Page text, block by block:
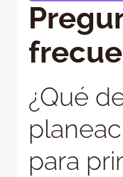
¿Qué
para